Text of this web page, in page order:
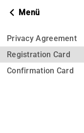
Menü
Privacy Agreement
Registration Card
Confirmation Card